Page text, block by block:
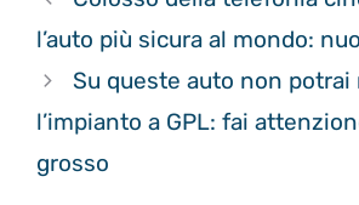
l’auto più sicura al mondo:
Su queste auto non potrai
l’impianto a GPL: fai
grosso